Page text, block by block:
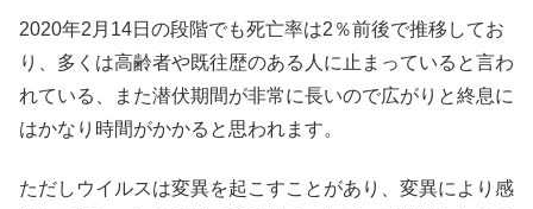
2020年2月14日の段階でも死亡率は2％前後で推移してお
り、多くは高齢者や既往歴のある人に止まっていると言わ
れている、また潜伏期間が非常に長いので広がりと終息に
はかなり時間がかかると思われます。
ただしウイルスは変異を起こすことがあり、変異により感